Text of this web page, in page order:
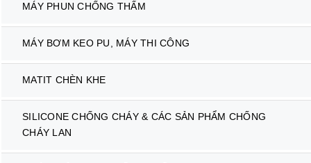
MÁY PHUN CHỐNG THẤM
MÁY BƠM KEO PU, MÁY THI CÔNG
MATIT CHÈN KHE
SILICONE CHỐNG CHÁY & CÁC SẢN PHẨM CHỐNG
CHÁY LAN